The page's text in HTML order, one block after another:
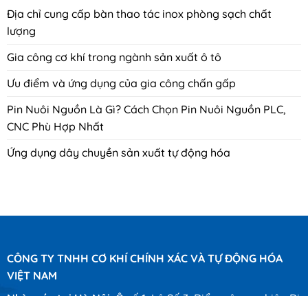
Địa chỉ cung cấp bàn thao tác inox phòng sạch chất
lượng
Gia công cơ khí trong ngành sản xuất ô tô
Ưu điểm và ứng dụng của gia công chấn gấp
Pin Nuôi Nguồn Là Gì? Cách Chọn Pin Nuôi Nguồn PLC,
CNC Phù Hợp Nhất
Ứng dụng dây chuyền sản xuất tự động hóa
CÔNG TY TNHH CƠ KHÍ CHÍNH XÁC VÀ TỰ ĐỘNG HÓA
VIỆT NAM